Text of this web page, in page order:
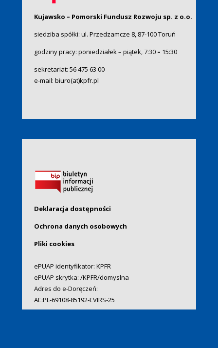
Kujawsko – Pomorski Fundusz Rozwoju sp. z o.o.
siedziba spółki: ul. Przedzamcze 8, 87-100 Toruń
godziny pracy: poniedziałek – piątek, 7:30– 15:30
sekretariat: 56 475 63 00
e-mail: biuro(at)kpfr.pl
Deklaracja dostępności
Ochrona danych osobowych
Pliki cookies
ePUAP identyfikator: KPFR
ePUAP skrytka: /KPFR/domyslna
Adres do e-Doręczeń:
AE:PL-69108-85192-EVIRS-25